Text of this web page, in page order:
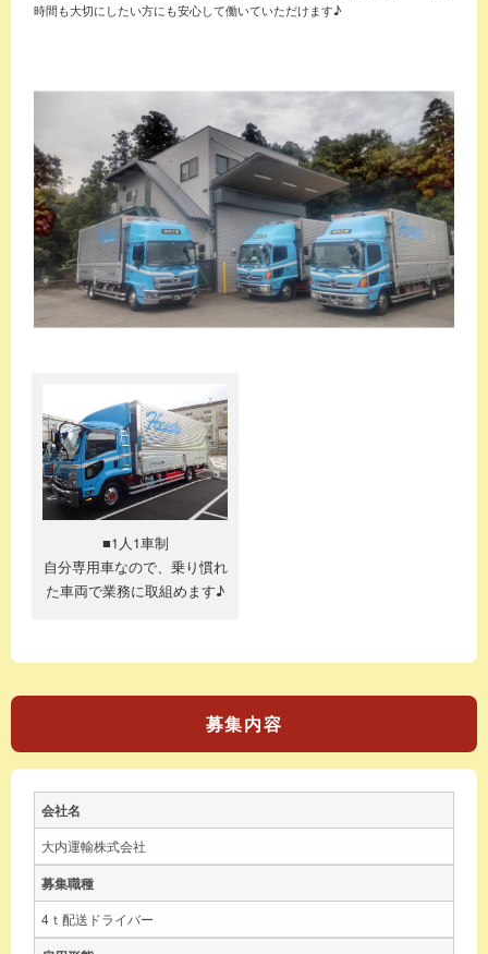
時間も大切にしたい方にも安心して働いていただけます♪
■1人1車制
自分専用車なので、乗り慣れ
た車両で業務に取組めます♪
募集内容
会社名
大内運輸株式会社
募集職種
4ｔ配送ドライバー